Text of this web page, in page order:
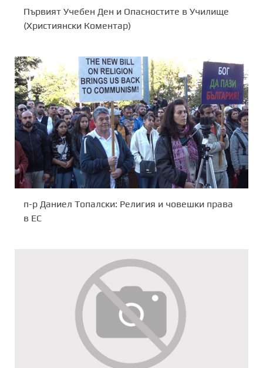
Първият Учебен Ден и Опасностите в Училище
(Християнски Коментар)
п-р Даниел Топалски: Религия и човешки права
в ЕС